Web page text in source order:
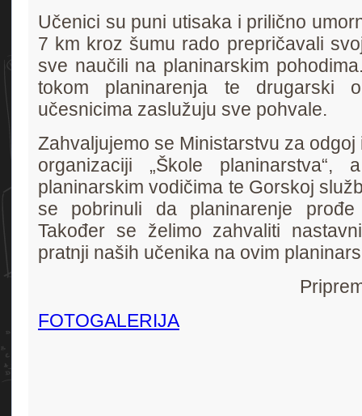
Učenici su puni utisaka i prilično
7 km kroz šumu rado prepričavali
sve naučili na planinarskim
tokom planinarenja te drugarski
učesnicima zaslužuju sve pohvale.
Zahvaljujemo se Ministarstvu za
organizaciji „Škole
planinarskim vodičima te Gorskoj
se pobrinuli da planinarenje
Također se želimo zahvaliti
pratnji naših učenika na ovim
FOTOGALERIJA